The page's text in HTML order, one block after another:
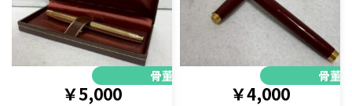
骨董品
￥5,000
骨董
￥4,000